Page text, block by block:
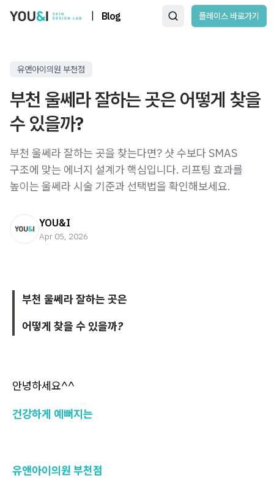
Blog 플레이스 바로가기
유앤아이의원 부천점
부천 울쎄라 잘하는 곳은 어떻게 찾을
수 있을까?
부천 울쎄라 잘하는 곳을 찾는다면? 샷 수보다 SMAS
구조에 맞는 에너지 설계가 핵심입니다. 리프팅 효과를
높이는 울쎄라 시술 기준과 선택법을 확인해보세요.
YOU&I
Apr 05, 2026
부천 울쎄라 잘하는 곳은
어떻게 찾을 수 있을까?
안녕하세요^^
건강하게 예뻐지는
유앤아이의원 부천점